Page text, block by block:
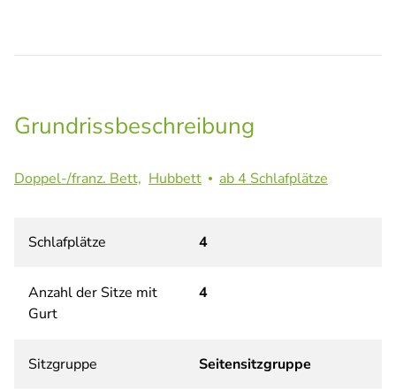
Grundrissbeschreibung
Doppel-/franz. Bett, Hubbett ab 4 Schlafplätze
Schlafplätze 4
Anzahl der Sitze mit
Gurt
4
Sitzgruppe Seitensitzgruppe